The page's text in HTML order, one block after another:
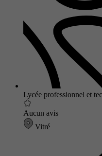
Lycée professionnel et
Aucun avis
Vitré